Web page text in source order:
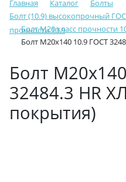
Главная Каталог
Болты
Болт (10.9) высокопрочный
прочности 10.9
Болт М20 класс прочности
Болт М20х140 10.9 ГОСТ
Болт
32484.3 HR
покрытия)